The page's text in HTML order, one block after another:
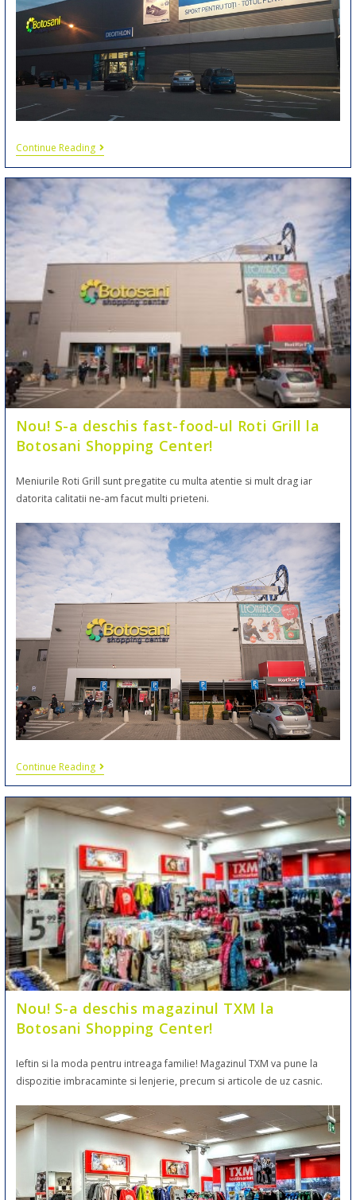
Continue Reading
Nou! S-a deschis fast-food-ul Roti Grill la
Botosani Shopping Center!
Meniurile Roti Grill sunt pregatite cu multa atentie si mult drag iar
datorita calitatii ne-am facut multi prieteni.
Continue Reading
Nou! S-a deschis magazinul TXM la
Botosani Shopping Center!
Ieftin si la moda pentru intreaga familie! Magazinul TXM va pune la
dispozitie imbracaminte si lenjerie, precum si articole de uz casnic.